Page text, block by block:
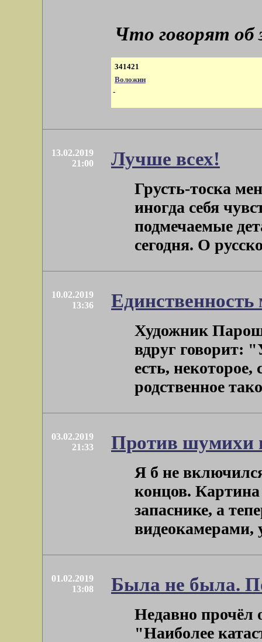
Что говорят
341421
Воложин
-
13.02.2019
21:00
Лучше всех!
Грусть-тоска
иногда себя
подмечаемые
сегодня. О
10.02.2019
13:36
Единственность
Художник
вдруг говорит:
есть,
родственное
03.02.2019
21:33
Против шумихи
Я б не
концов.
запаснике, а
видеокамерами,
01.02.2019
13:08
Была не была.
Недавно прочёл
"Наиболее